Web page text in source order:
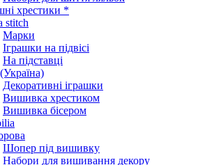
хрестики *
stitch
Марки
Іграшки на підвісі
На підставці
Декоративні іграшки
Вишивка хрестиком
Вишивка бісером
Шопер під вишивку
Набори для вишивання декору